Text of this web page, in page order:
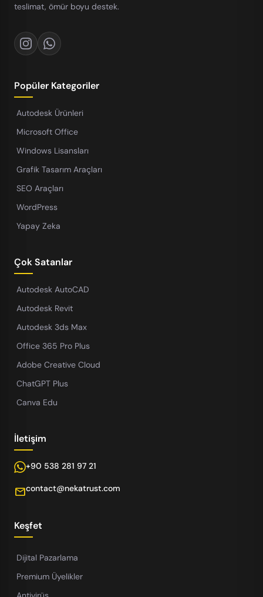
teslimat, ömür boyu destek.
Popüler Kategoriler
Autodesk Ürünleri
Microsoft Office
Windows Lisansları
Grafik Tasarım Araçları
SEO Araçları
WordPress
Yapay Zeka
Çok Satanlar
Autodesk AutoCAD
Autodesk Revit
Autodesk 3ds Max
Office 365 Pro Plus
Adobe Creative Cloud
ChatGPT Plus
Canva Edu
İletişim
+90 538 281 97 21
mailcontact@nekatrust.com
Keşfet
Dijital Pazarlama
Premium Üyelikler